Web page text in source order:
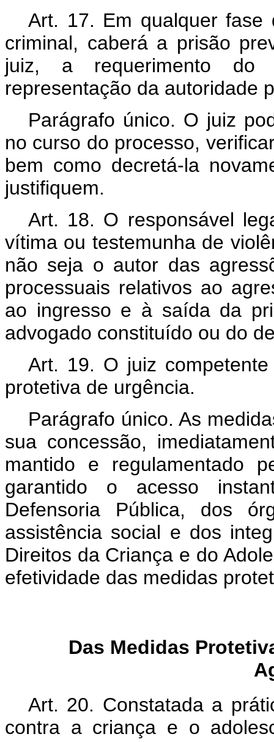
Art. 17. Em qualquer fase
criminal, caberá a prisão
juiz, a requerimento do
representação da autoridade
Parágrafo único. O juiz
no curso do processo,
bem como decretá-la
justifiquem.
Art. 18. O responsável
vítima ou testemunha de
não seja o autor das
processuais relativos ao
ao ingresso e à saída da
advogado constituído ou do
Art. 19. O juiz
protetiva de urgência.
Parágrafo único. As
sua concessão,
mantido e regulamentado
garantido o acesso
Defensoria Pública, dos
assistência social e dos
Direitos da Criança e do
efetividade das medidas
Das Medidas
Art. 20. Constatada a
contra a criança e o